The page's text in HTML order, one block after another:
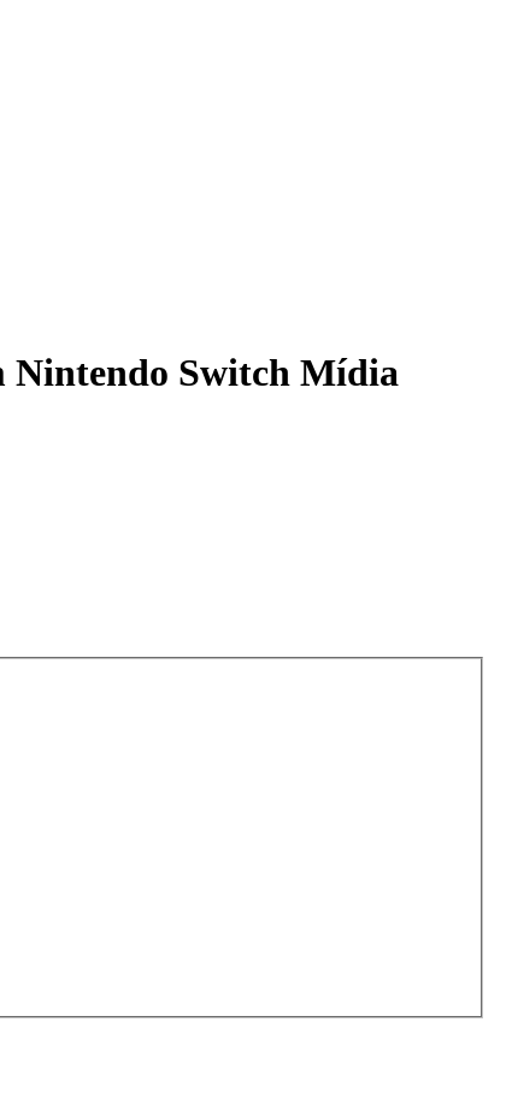
Nintendo Switch Mídia